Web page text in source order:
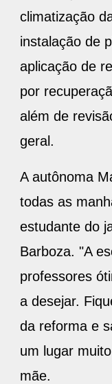
climatização
instalação de
aplicação de
por
além de
geral.
A autônoma
todas as
estudante do
Barboza. "A
professores
a desejar.
da reforma e
um lugar
mãe.